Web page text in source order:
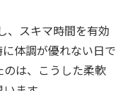
、スキマ時間を有効
体調が優れない日で
は、こうした柔軟